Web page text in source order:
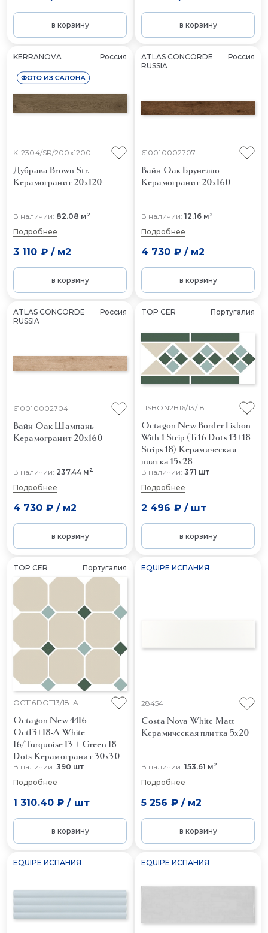
в корзину в корзину
KERRANOVA Россия
K-2304/SR/200x1200
Дубрава Brown Str.
Керамогранит 20x120
В наличии: 82.08 м2
Подробнее
3 110 ₽/ м2
в корзину
ATLAS CONCORDE
RUSSIA
Россия
610010002707
Вайн Оак Брунелло
Керамогранит 20x160
В наличии: 12.16 м2
Подробнее
4 730 ₽/ м2
в корзину
ATLAS CONCORDE
RUSSIA
Россия
610010002704
Вайн Оак Шампань
Керамогранит 20x160
В наличии: 237.44 м2
Подробнее
4 730 ₽/ м2
в корзину
TOP CER Португалия
LISBON2B16/13/18
Octagon New Border Lisbon
With 1 Strip (Tr16 Dots 13+18
Strips 18) Керамическая
плитка 15x28
В наличии: 371 шт
Подробнее
2 496 ₽/ шт
в корзину
TOP CER Португалия
OCT16DOT13/18-A
Octagon New 4416
Oct13+18-A White
16/Turquoise 13 + Green 18
Dots Керамогранит 30x30
В наличии: 390 шт
Подробнее
1 310.40 ₽ / шт
в корзину
EQUIPE ИСПАНИЯ
28454
Costa Nova White Matt
Керамическая плитка 5x20
В наличии: 153.61 м2
Подробнее
5 256 ₽/ м2
в корзину
EQUIPE ИСПАНИЯ EQUIPE ИСПАНИЯ